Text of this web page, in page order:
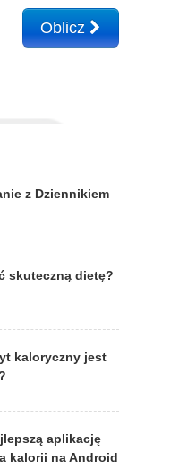
Oblicz
z Dziennikiem
skuteczną dietę?
kaloryczny jest
aplikację
kalorii na Android